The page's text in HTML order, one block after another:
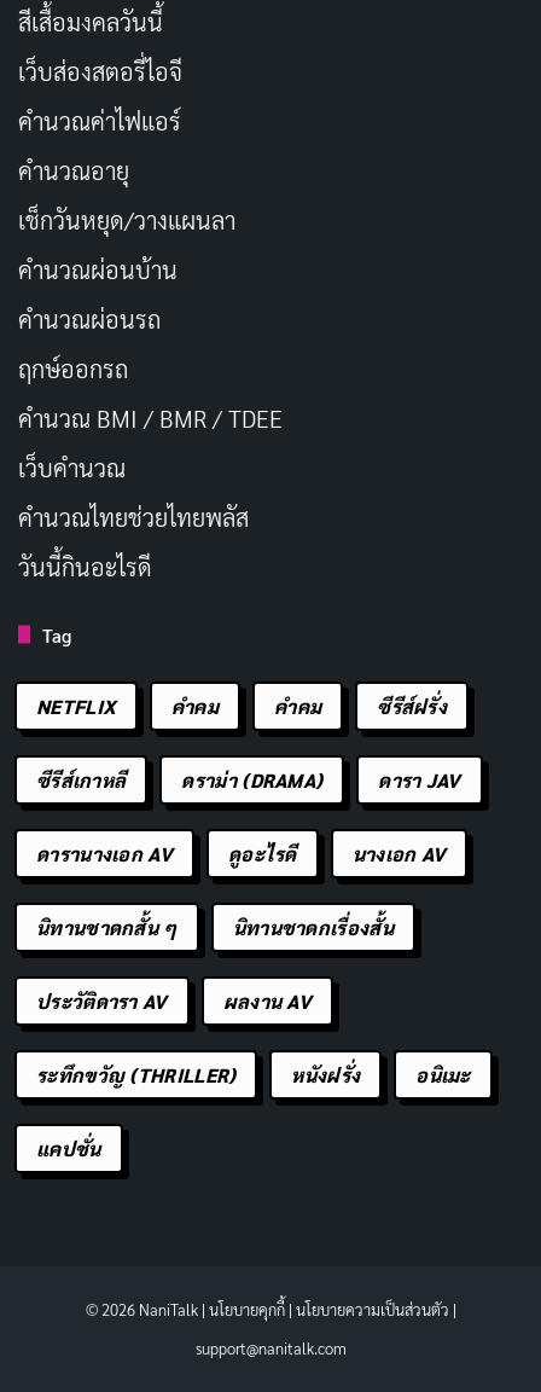
สีเสื้อมงคลวันนี้
เว็บส่องสตอรี่ไอจี
คำนวณค่าไฟแอร์
คำนวณอายุ
เช็กวันหยุด/วางแผนลา
คำนวณผ่อนบ้าน
คำนวณผ่อนรถ
ฤกษ์ออกรถ
คำนวณ BMI / BMR / TDEE
เว็บคํานวณ
คํานวณไทยช่วยไทยพลัส
วันนี้กินอะไรดี
Tag
NETFLIX คำคม คําคม ซีรีส์ฝรั่ง
ซีรีส์เกาหลี ดราม่า (DRAMA) ดารา JAV
ดารานางเอก AV ดูอะไรดี นางเอก AV
นิทานชาดกสั้น ๆ นิทานชาดกเรื่องสั้น
ประวัติดารา AV ผลงาน AV
ระทึกขวัญ (THRILLER) หนังฝรั่ง อนิเมะ
แคปชั่น
© 2026 NaniTalk | นโยบายคุกกี้| นโยบายความเป็นส่วนตัว |
support@nanitalk.com